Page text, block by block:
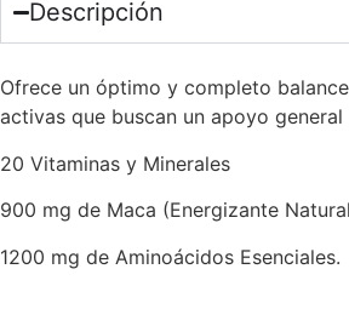
Descripción
Ofrece un óptimo y completo
activas que buscan un apoyo general
20 Vitaminas y Minerales
900 mg de Maca (Energizante
1200 mg de Aminoácidos Esenciales.